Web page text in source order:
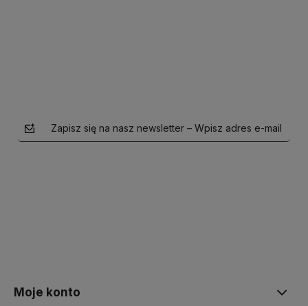
Zapisz się na nasz newsletter – Wpisz adres e-mail
Moje konto